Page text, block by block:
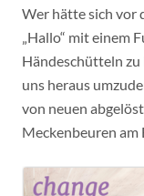
Wer hätte sich vor
„Hallo“ mit einem
Händeschütteln
uns heraus
von neuen
Meckenbeuren am